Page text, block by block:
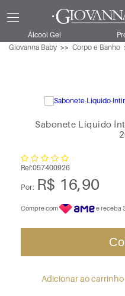
Álcool Gel
Giovanna Baby
Corpo e Banho
Sabonete Líquido
Ref:057400926
Por: R$ 16,90
Compre com e receba
Adicionar ao carrinho